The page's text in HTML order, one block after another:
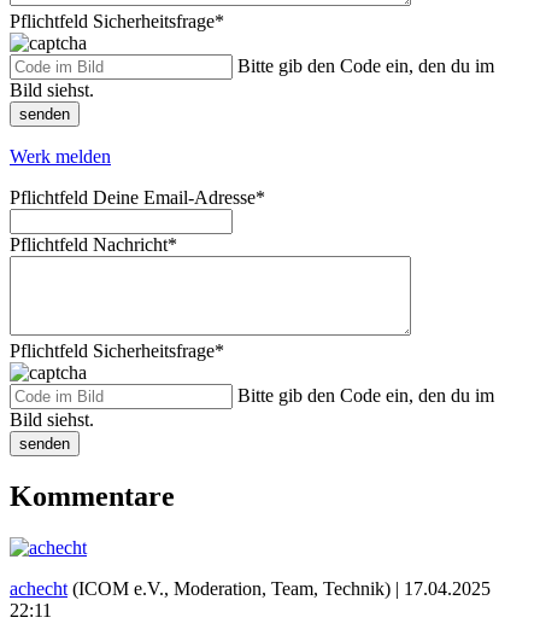
Pflichtfeld Sicherheitsfrage*
Bitte gib den Code ein, den du im
Bild siehst.
senden
Werk melden
Pflichtfeld Deine Email-Adresse*
Pflichtfeld Nachricht*
Pflichtfeld Sicherheitsfrage*
Bitte gib den Code ein, den du im
Bild siehst.
senden
Kommentare
achecht (ICOM e.V., Moderation, Team, Technik) | 17.04.2025
22:11